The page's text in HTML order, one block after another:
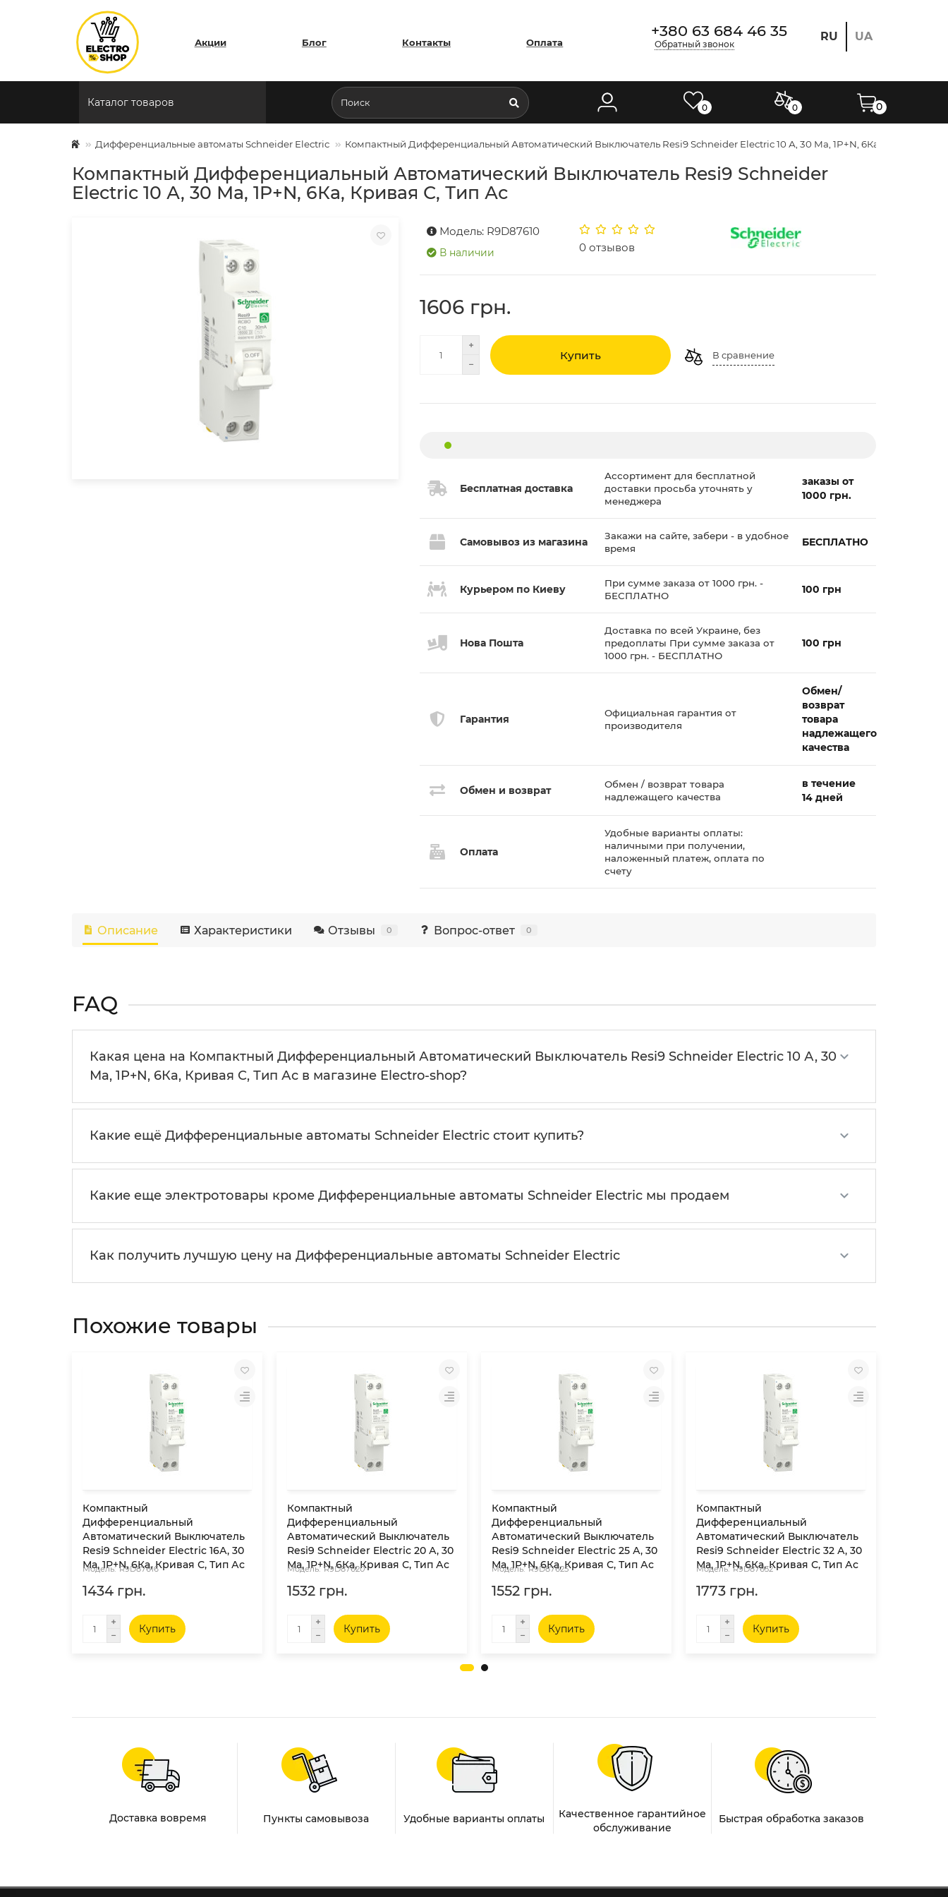
Акции Блог Контакты Оплата
+380 63 684 46 35
Обратный звонок
RU UA
Каталог товаров 0 0 0
Дифференциальные автоматы Schneider Electric Компактный Дифференциальный Автоматический Выключатель Resi9 Schneider Electric 10 А, 30 Мa, 1P+N, 6Кa, Кривая С,
Компактный Дифференциальный Автоматический Выключатель Resi9 Schneider
Electric 10 А, 30 Мa, 1P+N, 6Кa, Кривая С, Тип Ас
Модель: R9D87610
В наличии 0 отзывов
1606 грн.
Купить В сравнение
Бесплатная доставка
Ассортимент для бесплатной
доставки просьба уточнять у
менеджера
заказы от
1000 грн.
Самовывоз из магазина
Закажи на сайте, забери - в удобное
время
БЕСПЛАТНО
Курьером по Киеву
При сумме заказа от 1000 грн. -
БЕСПЛАТНО
100 грн
Нова Пошта
Доставка по всей Украине, без
предоплаты При сумме заказа от
1000 грн. - БЕСПЛАТНО
100 грн
Гарантия
Официальная гарантия от
производителя
Обмен/
возврат
товара
надлежащего
качества
Обмен и возврат
Обмен / возврат товара
надлежащего качества
в течение
14 дней
Оплата
Удобные варианты оплаты:
наличными при получении,
наложенный платеж, оплата по
счету
Описание Характеристики Отзывы 0 Вопрос-ответ 0
FAQ
Какая цена на Компактный Дифференциальный Автоматический Выключатель Resi9 Schneider Electric 10 А, 30
Мa, 1P+N, 6Кa, Кривая С, Тип Ас в магазине Electro-shop?
Какие ещё Дифференциальные автоматы Schneider Electric стоит купить?
Какие еще электротовары кроме Дифференциальные автоматы Schneider Electric мы продаем
Как получить лучшую цену на Дифференциальные автоматы Schneider Electric
Похожие товары
Компактный
Дифференциальный
Автоматический Выключатель
Resi9 Schneider Electric 16А, 30
Мa, 1P+N, 6Кa, Кривая С, Тип Ас
R9D87616
1434 грн.
Купить
Компактный
Дифференциальный
Автоматический Выключатель
Resi9 Schneider Electric 20 А, 30
Мa, 1P+N, 6Кa, Кривая С, Тип Ас
R9D87620
1532 грн.
Купить
Компактный
Дифференциальный
Автоматический Выключатель
Resi9 Schneider Electric 25 А, 30
Мa, 1P+N, 6Кa, Кривая С, Тип Ас
R9D87625
1552 грн.
Купить
Компактный
Дифференциальный
Автоматический Выключатель
Resi9 Schneider Electric 32 А, 30
Мa, 1P+N, 6Кa, Кривая С, Тип Ас
R9D87632
1773 грн.
Купить
Доставка вовремя Пункты самовывоза Удобные варианты оплаты
Качественное гарантийное
обслуживание
Быстрая обработка заказов